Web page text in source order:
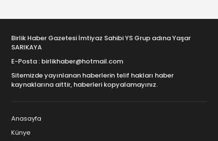
Birlik Haber Gazetesi İmtiyaz Sahibi YS Grup adına Yaşar
SARIKAYA
E-Posta : birlikhaber@hotmail.com
Sitemizde yayınlanan haberlerin telif hakları haber
kaynaklarına aittir, haberleri kopyalamayınız.
Anasayfa
Künye